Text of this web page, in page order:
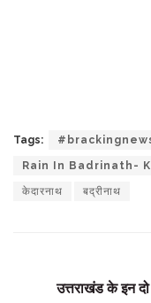
Tags:
Rain In Badrinath-
केदारनाथ बद्रीनाथ
उत्तराखंड के इन